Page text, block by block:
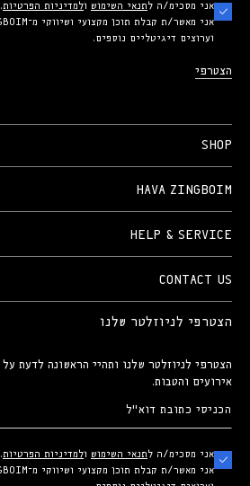
דוא"לאני מסכימ/ה לתנאי השימוש ולמדיניות הפרטיות.
וערוצים דיגיטליים נוספים.
הצטרפי
SHOP
HAVA ZINGBOIM
HELP & SERVICE
CONTACT US
הצטרפי לניוזלטר שלנו
הצטרפי לניוזלטר שלנו ותהיי הראשונה לדעת
אירועים והטבות.
הכניסי
כתובת
דוא"לאני מסכימ/ה לתנאי השימוש ולמדיניות הפרטיות.